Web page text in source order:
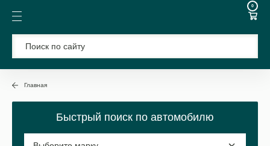
0
Главная
Быстрый поиск по автомобилю